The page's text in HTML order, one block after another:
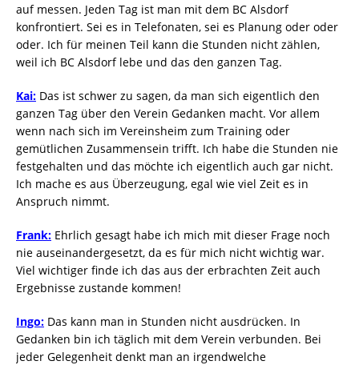
auf messen. Jeden Tag ist man mit dem BC Alsdorf
konfrontiert. Sei es in Telefonaten, sei es Planung oder oder
oder. Ich für meinen Teil kann die Stunden nicht zählen,
weil ich BC Alsdorf lebe und das den ganzen Tag.
Kai: Das ist schwer zu sagen, da man sich eigentlich den
ganzen Tag über den Verein Gedanken macht. Vor allem
wenn nach sich im Vereinsheim zum Training oder
gemütlichen Zusammensein trifft. Ich habe die Stunden nie
festgehalten und das möchte ich eigentlich auch gar nicht.
Ich mache es aus Überzeugung, egal wie viel Zeit es in
Anspruch nimmt.
Frank: Ehrlich gesagt habe ich mich mit dieser Frage noch
nie auseinandergesetzt, da es für mich nicht wichtig war.
Viel wichtiger finde ich das aus der erbrachten Zeit auch
Ergebnisse zustande kommen!
Ingo: Das kann man in Stunden nicht ausdrücken. In
Gedanken bin ich täglich mit dem Verein verbunden. Bei
jeder Gelegenheit denkt man an irgendwelche